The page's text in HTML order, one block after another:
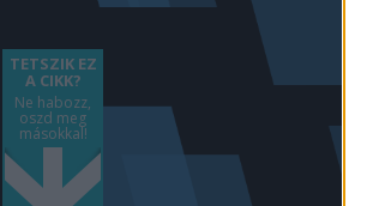
TETSZIK EZ
A CIKK?
Ne habozz,
oszd meg
másokkal!